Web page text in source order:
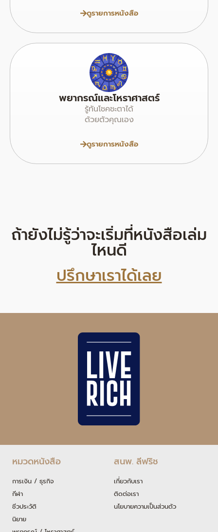
ดูรายการหนังสือ
พยากรณ์และโหราศาสตร์
รู้ทันโชคชะตาได้
ด้วยตัวคุณเอง
ดูรายการหนังสือ
ถ้ายังไม่รู้ว่าจะเริ่มที่หนังสือเล่ม
ไหนดี
ปรึกษาเราได้เลย
หมวดหนังสือ
การเงิน / ธุรกิจ
กีฬา
ชีวประวัติ
นิยาย
สนพ. ลีฟริช
เกี่ยวกับเรา
ติดต่อเรา
นโยบายความเป็นส่วนตัว